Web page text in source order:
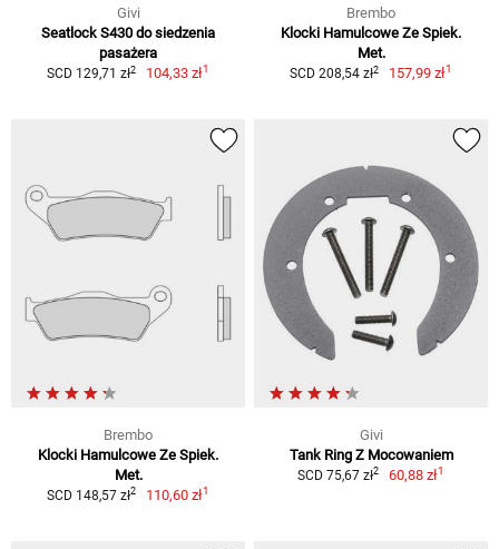
Givi
Seatlock S430 do siedzenia
pasażera
SCD 129,71 zł2 104,33 zł1
Brembo
Klocki Hamulcowe Ze Spiek.
Met.
SCD 208,54 zł2 157,99 zł1
Brembo
Klocki Hamulcowe Ze Spiek.
Met.
SCD 148,57 zł2 110,60 zł1
Givi
Tank Ring Z Mocowaniem
SCD 75,67 zł2 60,88 zł1